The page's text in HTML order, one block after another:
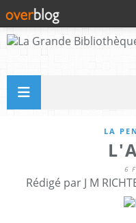
LA
6
Rédigé par J M